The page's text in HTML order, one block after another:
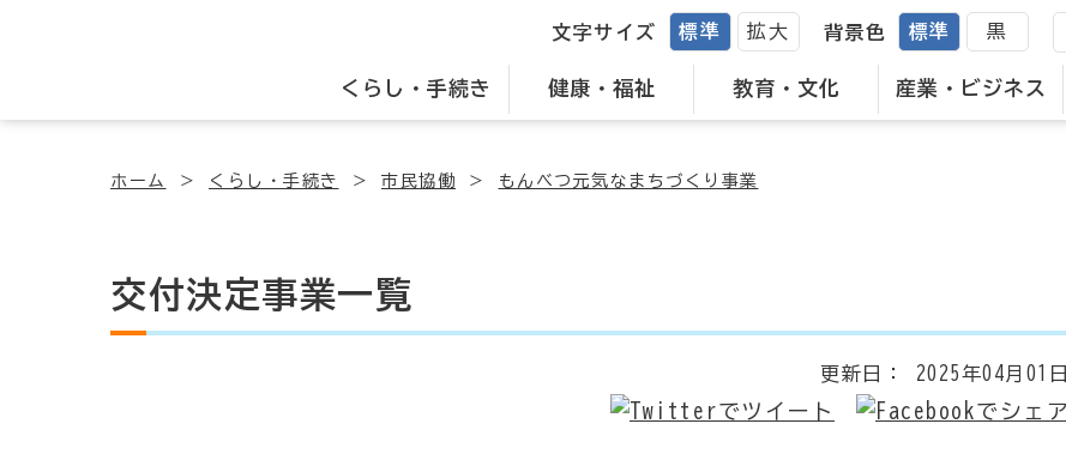
くらし・手続き 健康・福祉 教育・文化 産業・ビジネス
文字サイズ 標準 拡大 背景色 標準 黒
ホーム くらし・手続き 市民協働 もんべつ元気なまちづくり事業
交付決定事業一覧
更新日： 2025年04月01日